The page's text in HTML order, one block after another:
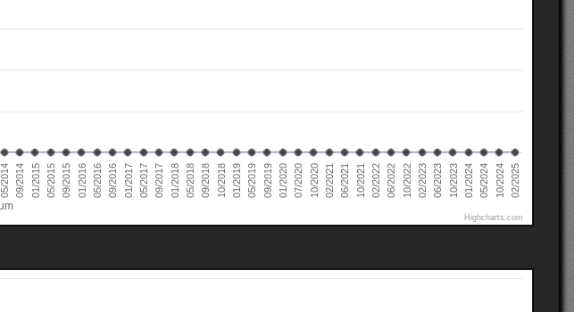
05/2014 09/2014 01/2015 05/2015 09/2015 01/2016 05/2016 09/2016 01/2017 05/2017 09/2017 01/2018 05/2018 09/2018 10/2018 01/2019 05/2019 09/2019 01/2020 07/2020 10/2020 02/2021 06/2021 10/2021 02/2022 06/2022 10/2022 02/2023 06/2023 10/2023 01/2024 05/2024 10/2024 02/2025
Highcharts.com